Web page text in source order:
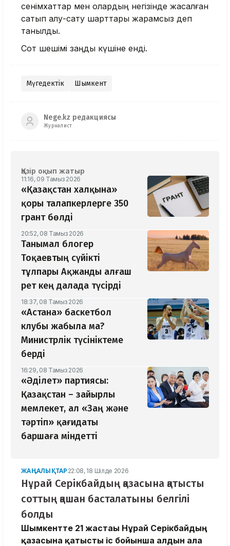
сенімхаттар мен олардың негізінде жасалған
сатып алу-сату шарттары жарамсыз деп
танылды.
Сот шешімі заңды күшіне енді.
Мүгедектік Шымкент
Nege.kz редакциясы
Журналист
Қазір оқып жатыр
11:16, 09 Тамыз 2026
«Қазақстан халқына»
қоры талапкерлерге 350
грант бөлді
20:52, 08 Тамыз 2026
Танымал блогер
Тоқаевтың сүйікті
тұлпары Ақжанды алғаш
рет кең далада түсірді
18:37, 08 Тамыз 2026
«Астана» баскетбол
клубы жабыла ма?
Министрлік түсініктеме
берді
16:29, 08 Тамыз 2026
«Әділет» партиясы:
Қазақстан – зайырлы
мемлекет, ал «Заң және
тәртіп» қағидаты
баршаға міндетті
ЖАҢАЛЫҚТАР 22:08, 18 Шілде 2026
Нұрай Серікбайдың қазасына қатысты
соттың қашан басталатыны белгілі
болды
Шымкентте 21 жастағы Нұрай Серікбайдың
қазасына қатысты іс бойынша алдын ала